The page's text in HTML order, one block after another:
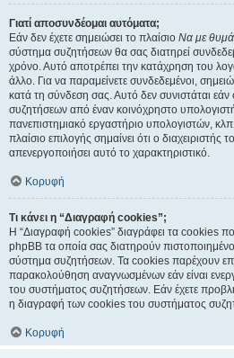
Γιατί αποσυνδέομαι αυτόματα;
Εάν δεν έχετε σημειώσει το πλαίσιο Να με
σύστημα συζητήσεων θα σας διατηρεί
χρόνο. Αυτό αποτρέπει την κατάχρηση του
άλλο. Για να παραμείνετε συνδεδεμένοι,
κατά τη σύνδεση σας. Αυτό δεν συνιστάται
συζητήσεων από έναν κοινόχρηστο
πανεπιστημιακό εργαστήριο υπολογιστών,
πλαίσιο επιλογής σημαίνει ότι ο διαχειριστής
απενεργοποιήσει αυτό το χαρακτηριστικό.
Κορυφή
Τι κάνει η “Διαγραφή cookies”;
Η “Διαγραφή cookies” διαγράφει τα cookies
phpBB τα οποία σας διατηρούν
σύστημα συζητήσεων. Τα cookies παρέχουν
παρακολούθηση αναγνωσμένων εάν είναι
του συστήματος συζητήσεων. Εάν έχετε
η διαγραφή των cookies του συστήματος
Κορυφή